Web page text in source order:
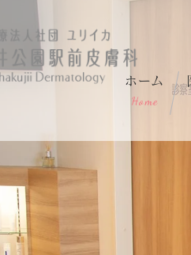
ホーム
Home